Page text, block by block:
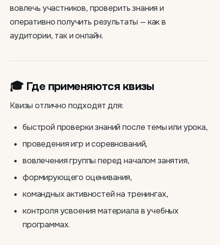
вовлечь участников, проверить знания и
оперативно получить результаты — как в
аудитории, так и онлайн.
🎓 Где применяются квизы
Квизы отлично подходят для:
быстрой проверки знаний после темы или урока,
проведения игр и соревнований,
вовлечения группы перед началом занятия,
формирующего оценивания,
командных активностей на тренингах,
контроля усвоения материала в учебных
программах.